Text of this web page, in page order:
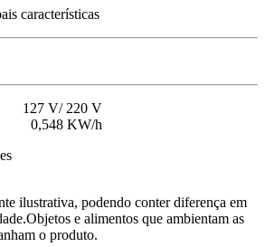
características
V/ 220 V
KW/h
ilustrativa, podendo conter diferença em
e alimentos que ambientam as
o produto.